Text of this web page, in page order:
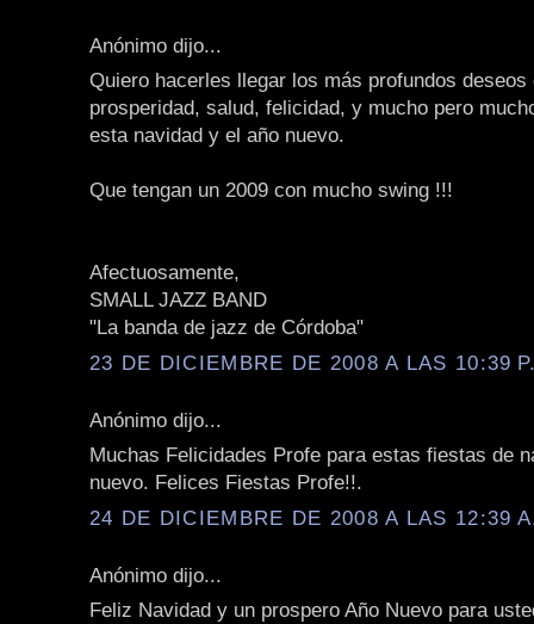
Anónimo dijo...
Quiero hacerles llegar los más profundos deseos
prosperidad, salud, felicidad, y mucho pero
esta navidad y el año nuevo.
Que tengan un 2009 con mucho swing !!!
Afectuosamente,
SMALL JAZZ BAND
"La banda de jazz de Córdoba"
23 DE DICIEMBRE DE 2008 A LAS 10:39
Anónimo dijo...
Muchas Felicidades Profe para estas fiestas de
nuevo. Felices Fiestas Profe!!.
24 DE DICIEMBRE DE 2008 A LAS 12:39
Anónimo dijo...
Feliz Navidad y un prospero Año Nuevo para